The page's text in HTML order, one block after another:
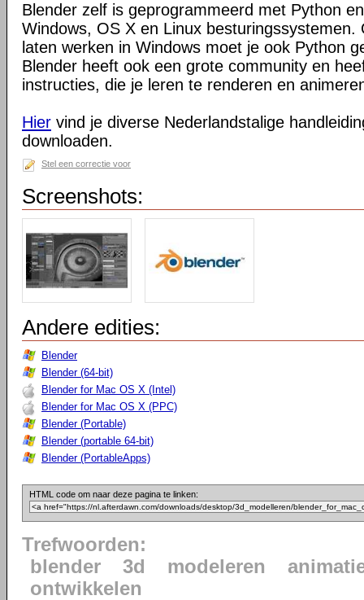
Blender zelf is geprogrammeerd met Python
Windows, OS X en Linux besturingssystemen.
laten werken in Windows moet je ook Python
Blender heeft ook een grote community en
instructies, die je leren te renderen en
Hier vind je diverse Nederlandstalige
downloaden.
Stel een correctie voor
Screenshots:
Andere edities:
Blender
Blender (64-bit)
Blender for Mac OS X (Intel)
Blender for Mac OS X (PPC)
Blender (Portable)
Blender (portable 64-bit)
Blender (PortableApps)
HTML code om naar deze pagina te linken:
Trefwoorden:
blender
3d modeleren
ontwikkelen